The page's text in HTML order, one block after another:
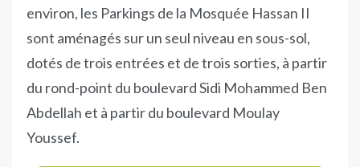
environ, les Parkings de la Mosquée Hassan II
sont aménagés sur un seul niveau en sous-sol,
dotés de trois entrées et de trois sorties, à partir
du rond-point du boulevard Sidi Mohammed Ben
Abdellah et à partir du boulevard Moulay
Youssef.